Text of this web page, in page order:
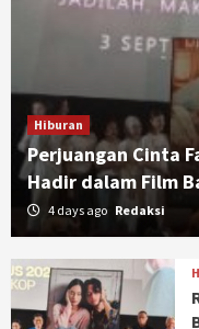
Hiburan
Perjuangan Cinta
Hadir dalam Film
4 days ago Redaksi